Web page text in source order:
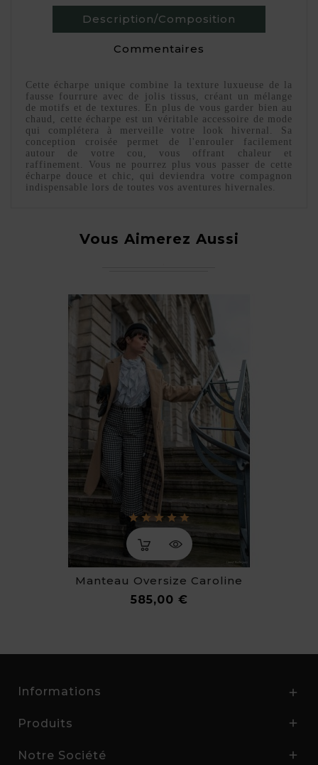
Description/Composition
Commentaires
Cette écharpe unique combine la texture luxueuse de la
fausse fourrure avec de jolis tissus, créant un mélange
de motifs et de textures. En plus de vous garder bien au
chaud, cette écharpe est un véritable accessoire de mode
qui complétera à merveille votre look hivernal. Sa
conception croisée permet de l'enrouler facilement
autour de votre cou, vous offrant chaleur et
raffinement. Vous ne pourrez plus vous passer de cette
écharpe douce et chic, qui deviendra votre compagnon
indispensable lors de toutes vos aventures hivernales.
Vous Aimerez Aussi
Manteau Oversize Caroline
585,00 €
Informations 
Produits 
Notre Société 